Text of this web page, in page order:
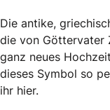
Die antike,
die von Göttervater
ganz neues
dieses Symbol so
ihr hier.